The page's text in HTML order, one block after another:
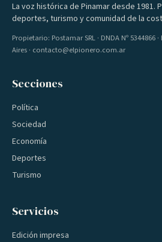
La voz histórica de Pinamar desde 1981.
deportes, turismo y comunidad de la
Propietario: Postamar SRL · DNDA Nº 5344866
Aires · contacto@elpionero.com.ar
Secciones
Política
Sociedad
Economía
Deportes
Turismo
Servicios
Edición impresa